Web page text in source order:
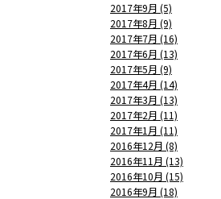
2017年9月 (5)
2017年8月 (9)
2017年7月 (16)
2017年6月 (13)
2017年5月 (9)
2017年4月 (14)
2017年3月 (13)
2017年2月 (11)
2017年1月 (11)
2016年12月 (8)
2016年11月 (13)
2016年10月 (15)
2016年9月 (18)